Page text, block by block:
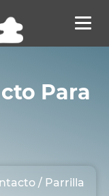
Para
/ Parrilla